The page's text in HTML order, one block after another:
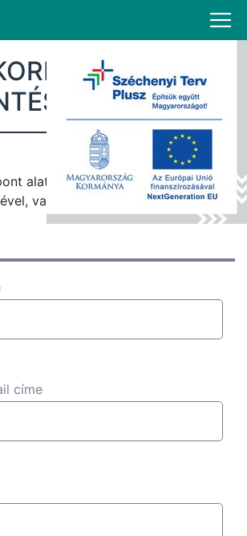
alatt Ön bejelentést tehet etikai
vagy korrupciós ügy jelzésével
címe